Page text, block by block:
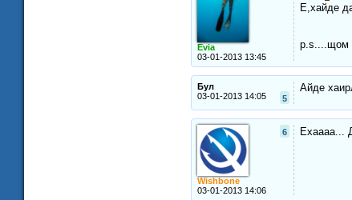
Evia
03-01-2013 13:45
Е,хайде
p.s....щом
Бул
5
03-01-2013 14:05
Айде
6
Wishbone
03-01-2013 14:06
Ехаааа...